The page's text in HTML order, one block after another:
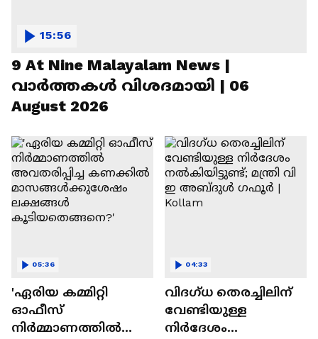
9 At Nine Malayalam News |
വാർത്തകൾ വിശദമായി | 06
August 2026
15:56
'ഏരിയ കമ്മിറ്റി
ഓഫീസ്
നിർമ്മാണത്തിൽ
05:36
വിദഗ്ധ തെരച്ചിലിന്
വേണ്ടിയുള്ള
നിര്‍ദേശം
04:33